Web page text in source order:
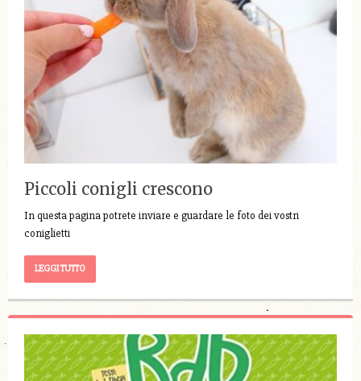
Piccoli conigli crescono
In questa pagina potrete inviare e guardare le foto dei vostri
coniglietti
LEGGI TUTTO